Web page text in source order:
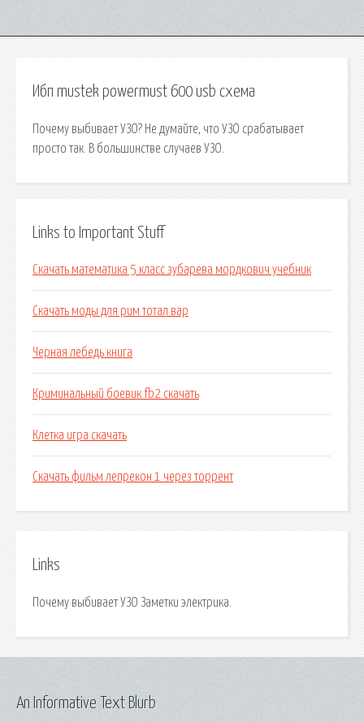
Ибп mustek powermust 600 usb схема
Почему выбивает УЗО? Не думайте, что УЗО срабатывает
просто так. В большинстве случаев УЗО.
Links to Important Stuff
Скачать математика 5 класс зубарева мордкович учебник
Скачать моды для рим тотал вар
Черная лебедь книга
Криминальный боевик fb2 скачать
Клетка игра скачать
Скачать фильм лепрекон 1 через торрент
Links
Почему выбивает УЗО Заметки электрика.
An Informative Text Blurb